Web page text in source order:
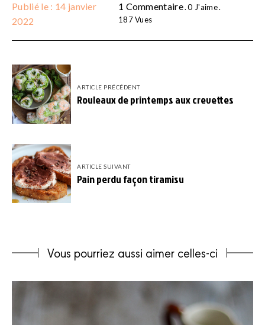
Publié le : 14 janvier
2022
1 Commentaire 0 J'aime
187Vues
ARTICLE PRÉCÉDENT
Rouleaux de printemps aux crevettes
ARTICLE SUIVANT
Pain perdu façon tiramisu
Vous pourriez aussi aimer celles-ci